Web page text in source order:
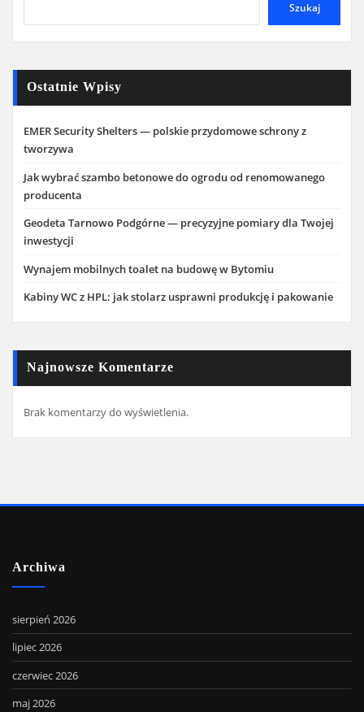
Szukaj
Ostatnie Wpisy
EMER Security Shelters — polskie przydomowe schrony z
tworzywa
Jak wybrać szambo betonowe do ogrodu od renomowanego
producenta
Geodeta Tarnowo Podgórne — precyzyjne pomiary dla Twojej
inwestycji
Wynajem mobilnych toalet na budowę w Bytomiu
Kabiny WC z HPL: jak stolarz usprawni produkcję i pakowanie
Najnowsze Komentarze
Brak komentarzy do wyświetlenia.
Archiwa
sierpień 2026
lipiec 2026
czerwiec 2026
maj 2026